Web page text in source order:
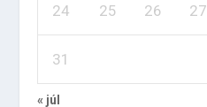
24 25 26 27
31
« júl